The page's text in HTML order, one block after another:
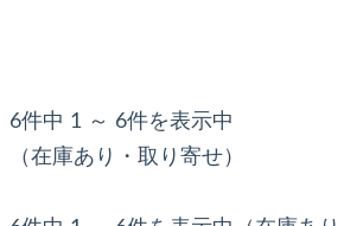
6件中 1 ～ 6件を表示中
（在庫あり・取り寄せ）